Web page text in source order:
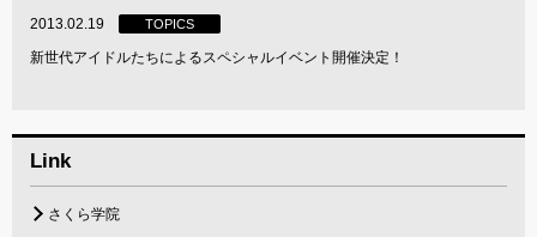
2013.02.19 TOPICS
新世代アイドルたちによるスペシャルイベント開催決定！
Link
さくら学院